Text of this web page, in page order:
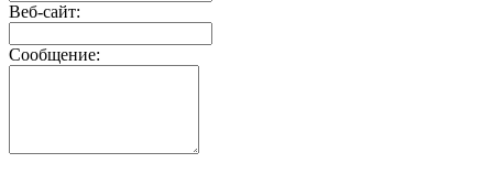
Веб-сайт:
Сообщение: